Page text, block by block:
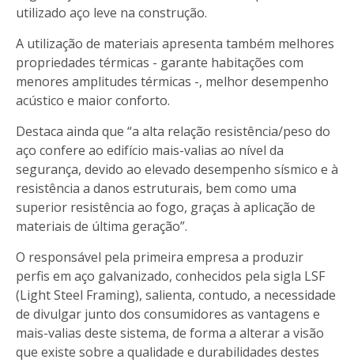
utilizado aço leve na construção.
A utilização de materiais apresenta também melhores
propriedades térmicas - garante habitações com
menores amplitudes térmicas -, melhor desempenho
acústico e maior conforto.
Destaca ainda que “a alta relação resistência/peso do
aço confere ao edifício mais-valias ao nível da
segurança, devido ao elevado desempenho sísmico e à
resistência a danos estruturais, bem como uma
superior resistência ao fogo, graças à aplicação de
materiais de última geração”.
O responsável pela primeira empresa a produzir
perfis em aço galvanizado, conhecidos pela sigla LSF
(Light Steel Framing), salienta, contudo, a necessidade
de divulgar junto dos consumidores as vantagens e
mais-valias deste sistema, de forma a alterar a visão
que existe sobre a qualidade e durabilidades destes